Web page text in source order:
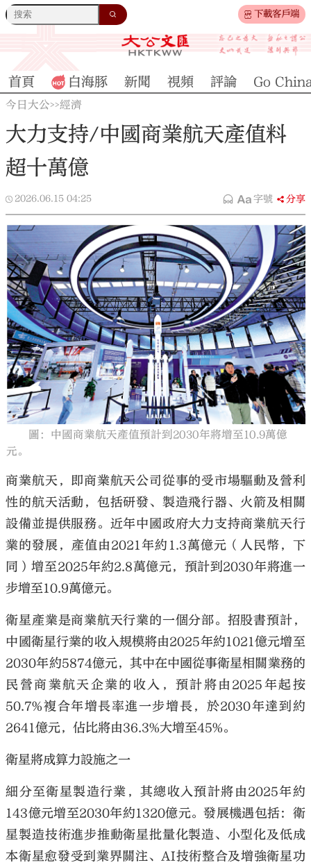
下載客戶端
大公文匯
首頁 白海豚 新聞 視頻 評論 Go
今日大公>>經濟
大力支持/中國商業航天產值料
超十萬億
2026.06.15 04:25 字號 分享
圖：中國商業航天產值預計到2030年將增至10.9萬億
元。
商業航天，即商業航天公司從事的受市場驅動及營利
性的航天活動，包括研發、製造飛行器、火箭及相關
設備並提供服務。近年中國政府大力支持商業航天行
業的發展，產值由2021年約1.3萬億元（人民幣，下
同）增至2025年約2.8萬億元，預計到2030年將進一
步增至10.9萬億元。
衛星產業是商業航天行業的一個分部。招股書預計，
中國衛星行業的收入規模將由2025年約1021億元增至
2030年約5874億元，其中在中國從事衛星相關業務的
民營商業航天企業的收入，預計將由2025年起按
50.7%複合年增長率進一步增長，於2030年達到約
2641億元，佔比將由36.3%大增至45%。
衛星將成算力設施之一
細分至衛星製造行業，其總收入預計將由2025年約
143億元增至2030年約1320億元。發展機遇包括：衛
星製造技術進步推動衛星批量化製造、小型化及低成
本衛星愈發受到業界關注、AI技術整合及增強衛星功